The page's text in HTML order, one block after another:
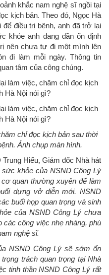
khắc nam nghệ sĩ ngồi tại
kịch bản. Theo đó, Ngọc Hà
điều trị bệnh, anh đã trở lại
khỏe anh đang dần ổn định
nên chưa tự đi một mình lên
đi làm mỗi ngày. Thông tin
tâm của công chúng.
chỉ đọc kịch bản sau thời
Ảnh chụp màn hình.
Hiếu, Giám đốc Nhà hát
sức khỏe của NSND Công Lý
quan thường xuyên để làm
dựng vở diễn mới. NSND
buổi họp quan trọng và sinh
của NSND Công Lý chưa
các công việc nhẹ nhàng, phù
nghệ sĩ.
NSND Công Lý sẽ sớm ổn
trách quan trọng tại Nhà
tinh thần NSND Công Lý rất